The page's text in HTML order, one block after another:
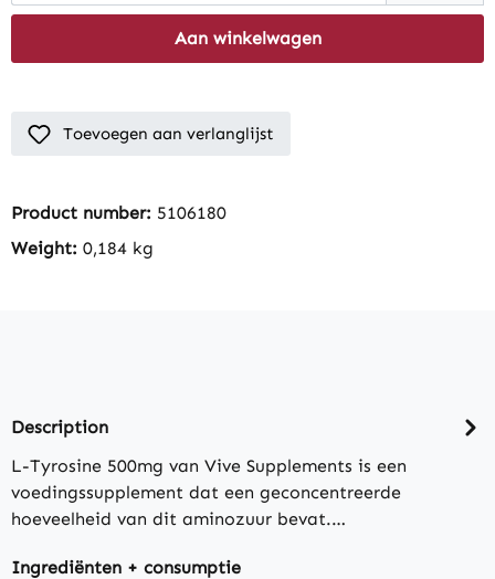
Aan winkelwagen
Toevoegen aan verlanglijst
Product number: 5106180
Weight: 0,184 kg
Description
L-Tyrosine 500mg van Vive Supplements is een
voedingssupplement dat een geconcentreerde
hoeveelheid van dit aminozuur bevat.…
Ingrediënten + consumptie